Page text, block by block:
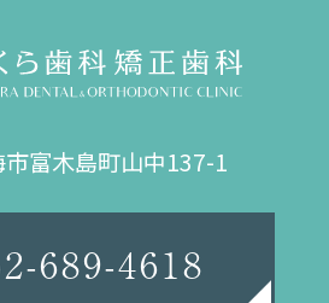
富木島町山中137-1
689-4618